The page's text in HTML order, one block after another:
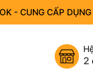
- CUNG CẤP
2